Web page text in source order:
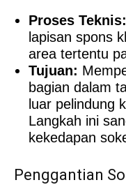
Proses Teknis:
lapisan spons
area tertentu
Tujuan:
bagian dalam
luar pelindung
Langkah ini
kekedapan
Penggantian